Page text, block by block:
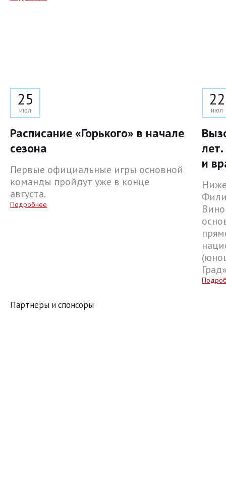
25
июл
Расписание «Горького» в начале
сезона
Первые официальные игры основной
команды пройдут уже в конце
августа.
Подробнее
22
июл
и
Партнеры и спонсоры